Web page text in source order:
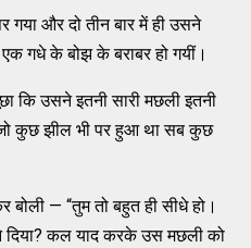
गया और दो तीन बार में ही उसने
गधे के बोझ के बराबर हो गयीं।
कि उसने इतनी सारी मछली इतनी
कुछ झील भी पर हुआ था सब कुछ
बोली — “तुम तो बहुत ही सीधे हो।
दिया? कल याद करके उस मछली को